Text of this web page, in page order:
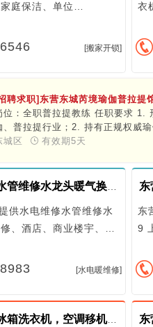
庭保洁、单位…
[搬家开锁]
衣
位：全职普拉提教练 任职要求 1.
、普拉提行业；​2. 持有正规权威
，证书可核验；​3. 具备线下场馆独
真负责，耐心细心，擅长沟通会
店日常工作安排；​5. 无不良从业
发放；​2. 多重提成：课时费+会员
，上不封顶；​3. 额外福利：店内免
1. 负责门店瑜伽、普拉提小班授
课后跟进会员身体反馈，指导会
。 应聘方式 有意者直接私信联系
城区 有效期5天
供水电维修水管维修水
、酒店、商业楼宇、…
[水电暖维修]
东
东
9
居民搬家，搬冰箱洗衣机，空调移机，家具拆装，货车出租拉货，长途搬家